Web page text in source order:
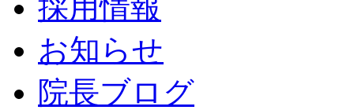
採用情報
お知らせ
院長ブログ